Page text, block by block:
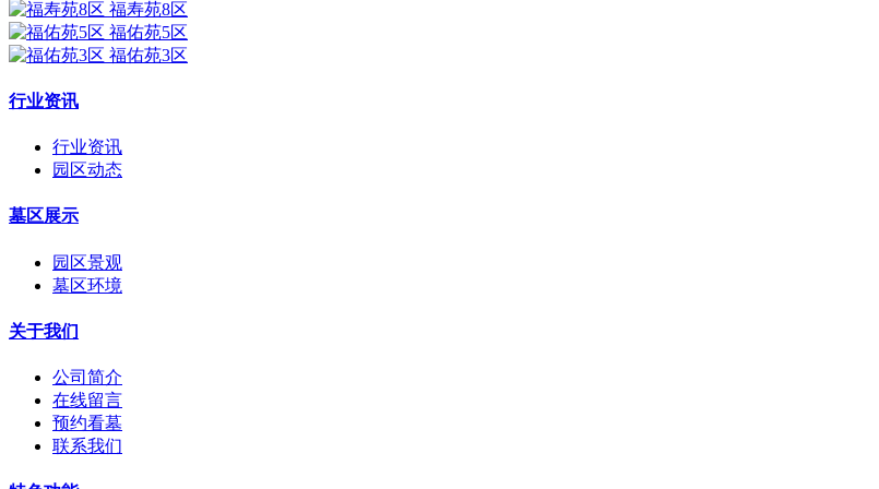
福寿苑8区
福佑苑5区
福佑苑3区
行业资讯
行业资讯
园区动态
墓区展示
园区景观
墓区环境
关于我们
公司简介
在线留言
预约看墓
联系我们